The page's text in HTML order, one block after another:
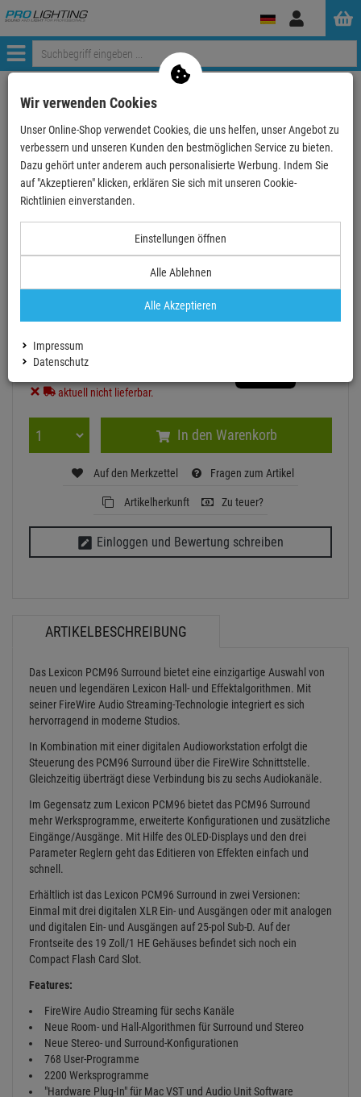
Anmelden
Menü
Weiter einkaufen ProLighting
- 19 %
Lexicon PCM96 Surround digital, Surround
Effekte mit FireWire
Artikel-Nummer:LEXPCM96SUDIG
103,14 EUR/ Monat
5.709,00 €
inkl. MwSt. zzgl Versand - frei ab 90,-€ in DE
aktuell nicht lieferbar.
In den Warenkorb
Auf den Merkzettel Fragen zum Artikel
Artikelherkunft Zu teuer?
Einloggen und Bewertung schreiben
ARTIKELBESCHREIBUNG
Das Lexicon PCM96 Surround bietet eine einzigartige Auswahl von
neuen und legendären Lexicon Hall- und Effektalgorithmen. Mit
seiner FireWire Audio Streaming-Technologie integriert es sich
hervorragend in moderne Studios.
In Kombination mit einer digitalen Audioworkstation erfolgt die
Steuerung des PCM96 Surround über die FireWire Schnittstelle.
Gleichzeitig überträgt diese Verbindung bis zu sechs Audiokanäle.
Im Gegensatz zum Lexicon PCM96 bietet das PCM96 Surround
mehr Werksprogramme, erweiterte Konfigurationen und zusätzliche
Eingänge/Ausgänge. Mit Hilfe des OLED-Displays und den drei
Parameter Reglern geht das Editieren von Effekten einfach und
schnell.
Erhältlich ist das Lexicon PCM96 Surround in zwei Versionen:
Einmal mit drei digitalen XLR Ein- und Ausgängen oder mit analogen
und digitalen Ein- und Ausgängen auf 25-pol Sub-D. Auf der
Frontseite des 19 Zoll/1 HE Gehäuses befindet sich noch ein
Compact Flash Card Slot.
Features:
FireWire Audio Streaming für sechs Kanäle
Neue Room- und Hall-Algorithmen für Surround und Stereo
Neue Stereo- und Surround-Konfigurationen
768 User-Programme
2200 Werksprogramme
"Hardware Plug-In" für Mac VST und Audio Unit Software
Wir verwenden Cookies
Unser Online-Shop verwendet Cookies, die uns helfen, unser Angebot zu
verbessern und unseren Kunden den bestmöglichen Service zu bieten.
Dazu gehört unter anderem auch personalisierte Werbung. Indem Sie
auf "Akzeptieren" klicken, erklären Sie sich mit unseren Cookie-
Richtlinien einverstanden.
Einstellungen öffnen
Alle Ablehnen
Alle Akzeptieren
Impressum
Datenschutz